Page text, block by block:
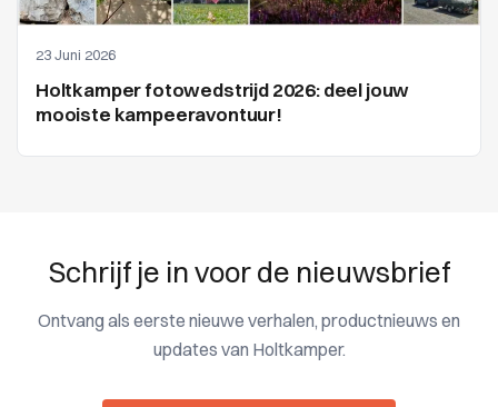
23 Juni 2026
Holtkamper fotowedstrijd 2026: deel jouw
mooiste kampeeravontuur!
Schrijf je in voor de nieuwsbrief
Ontvang als eerste nieuwe verhalen, productnieuws en
updates van Holtkamper.